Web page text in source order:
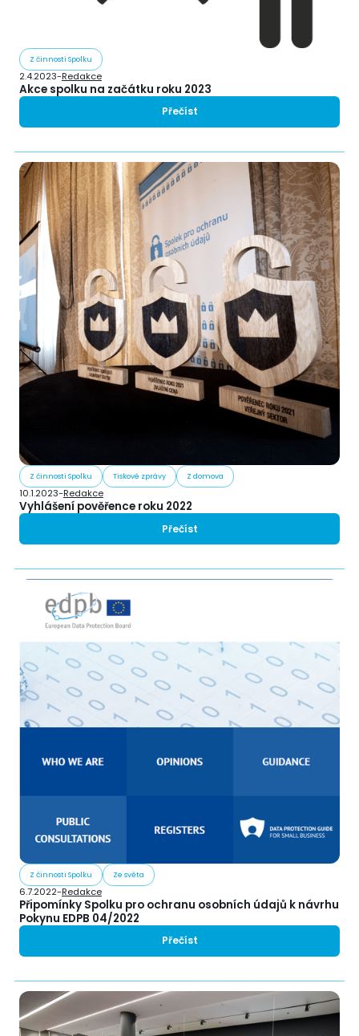
Z činnosti Spolku
2.4.2023-Redakce
Akce spolku na začátku roku 2023
Přečíst
Z činnosti Spolku Tiskové zprávy Z domova
10.1.2023-Redakce
Vyhlášení pověřence roku 2022
Přečíst
Z činnosti Spolku Ze světa
6.7.2022-Redakce
Připomínky Spolku pro ochranu osobních údajů k návrhu
Pokynu EDPB 04/2022
Přečíst